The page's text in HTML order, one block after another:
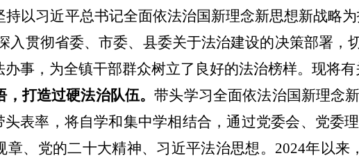
持以习近平总书记全面依法治国新理念新思想新战略
入贯彻省委、市委、县委关于法治建设的决策部署，
事，为全镇干部群众树立了良好的法治榜样。现将有
，打造过硬法治队伍。带头学习全面依法治国新理念
头表率，将自学和集中学相结合，通过党委会、党委
章、党的二十大精神、习近平法治思想。2024年以来